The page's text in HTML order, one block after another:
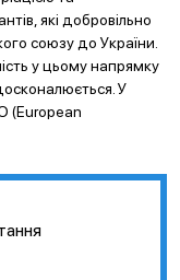
які добровільно
союзу до України.
у цьому напрямку
У
(European